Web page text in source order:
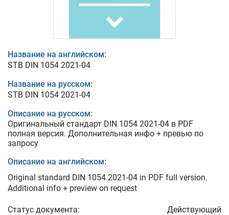
Название на английском:
STB DIN 1054 2021-04
Название на русском:
STB DIN 1054 2021-04
Описание на русском:
Оригинальный стандарт DIN 1054 2021-04 в PDF
полная версия. Дополнительная инфо + превью по
запросу
Описание на английском:
Original standard DIN 1054 2021-04 in PDF full version.
Additional info + preview on request
Статус документа: Действующий